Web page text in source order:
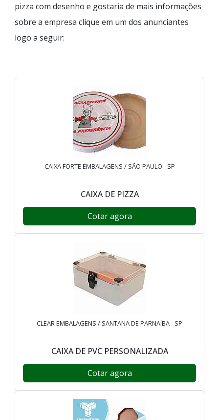
pizza com desenho e gostaria de mais informações
sobre a empresa clique em um dos anunciantes
logo a seguir:
CAIXA FORTE EMBALAGENS / SÃO PAULO - SP
CAIXA DE PIZZA
Cotar agora
CLEAR EMBALAGENS / SANTANA DE PARNAÍBA - SP
CAIXA DE PVC PERSONALIZADA
Cotar agora